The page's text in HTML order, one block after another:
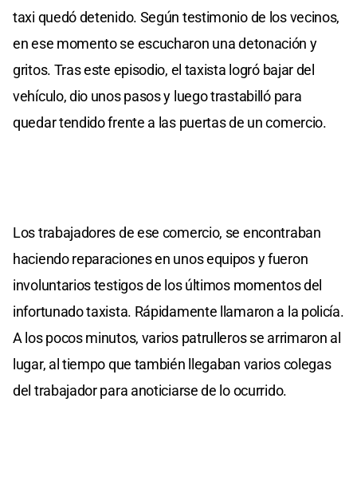
taxi quedó detenido. Según testimonio de los vecinos,
en ese momento se escucharon una detonación y
gritos. Tras este episodio, el taxista logró bajar del
vehículo, dio unos pasos y luego trastabilló para
quedar tendido frente a las puertas de un comercio.
Los trabajadores de ese comercio, se encontraban
haciendo reparaciones en unos equipos y fueron
involuntarios testigos de los últimos momentos del
infortunado taxista. Rápidamente llamaron a la policía.
A los pocos minutos, varios patrulleros se arrimaron al
lugar, al tiempo que también llegaban varios colegas
del trabajador para anoticiarse de lo ocurrido.